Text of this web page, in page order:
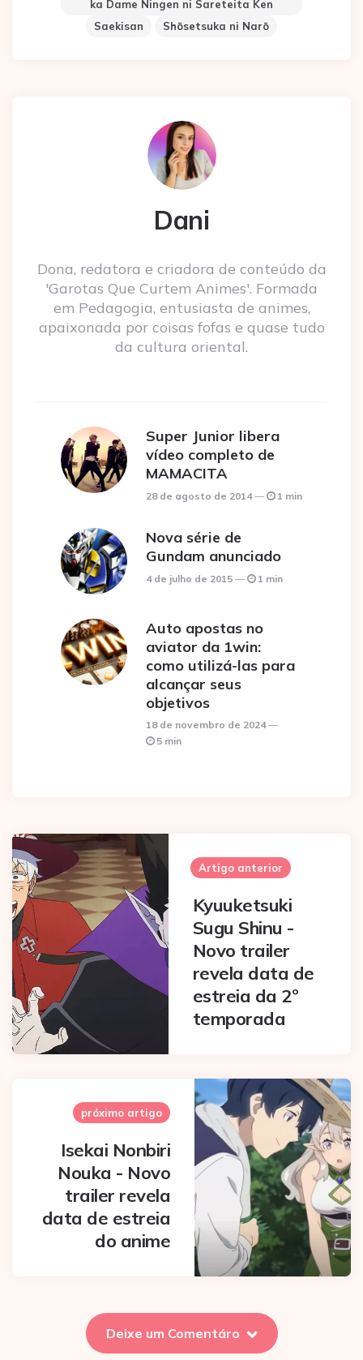
ka Dame Ningen ni Sareteita Ken
Saekisan
Shōsetsuka ni Narō
Dani
Dona, redatora e criadora de conteúdo da
'Garotas Que Curtem Animes'. Formada
em Pedagogia, entusiasta de animes,
apaixonada por coisas fofas e quase tudo
da cultura oriental.
Super Junior libera
vídeo completo de
MAMACITA
28 de agosto de 2014 1 min
Nova série de
Gundam anunciado
4 de julho de 2015 1 min
Auto apostas no
aviator da 1win:
como utilizá-las para
alcançar seus
objetivos
18 de novembro de 2024
5 min
Post
navigation
Artigo anterior
Kyuuketsuki
Sugu Shinu -
Novo trailer
revela data de
estreia da 2º
temporada
próximo artigo
Isekai Nonbiri
Nouka - Novo
trailer revela
data de estreia
do anime
Deixe um Comentáro